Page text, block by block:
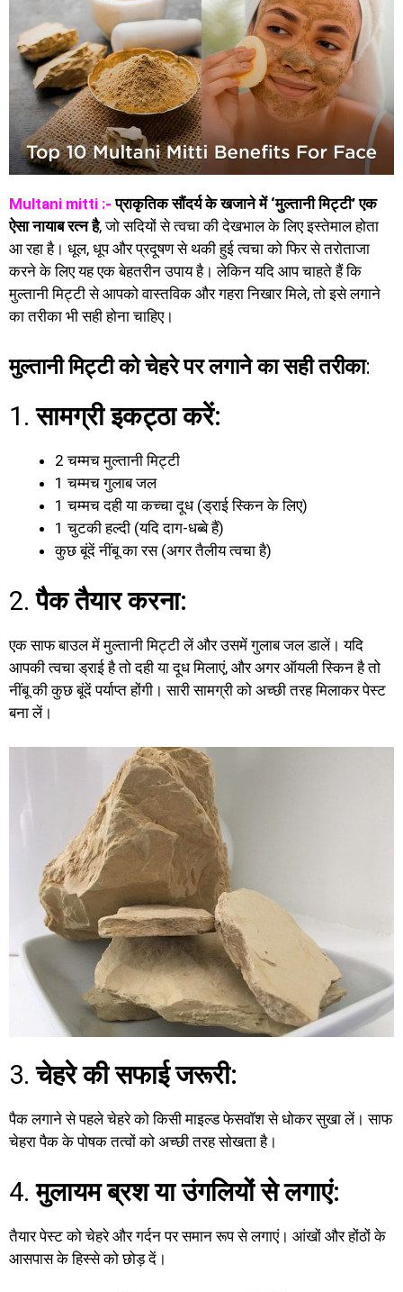
Multani mitti :- प्राकृतिक सौंदर्य के खजाने में ‘मुल्तानी मिट्टी’ एक
ऐसा नायाब रत्न है, जो सदियों से त्वचा की देखभाल के लिए इस्तेमाल होता
आ रहा है। धूल, धूप और प्रदूषण से थकी हुई त्वचा को फिर से तरोताजा
करने के लिए यह एक बेहतरीन उपाय है। लेकिन यदि आप चाहते हैं कि
मुल्तानी मिट्टी से आपको वास्तविक और गहरा निखार मिले, तो इसे लगाने
का तरीका भी सही होना चाहिए।
मुल्तानी मिट्टी को चेहरे पर लगाने का सही तरीका:
1.सामग्री इकट्ठा करें:
2 चम्मच मुल्तानी मिट्टी
1 चम्मच गुलाब जल
1 चम्मच दही या कच्चा दूध (ड्राई स्किन के लिए)
1 चुटकी हल्दी (यदि दाग-धब्बे हैं)
कुछ बूंदें नींबू का रस (अगर तैलीय त्वचा है)
2.पैक तैयार करना:
एक साफ बाउल में मुल्तानी मिट्टी लें और उसमें गुलाब जल डालें। यदि
आपकी त्वचा ड्राई है तो दही या दूध मिलाएं, और अगर ऑयली स्किन है तो
नींबू की कुछ बूंदें पर्याप्त होंगी। सारी सामग्री को अच्छी तरह मिलाकर पेस्ट
बना लें।
3.चेहरे की सफाई जरूरी:
पैक लगाने से पहले चेहरे को किसी माइल्ड फेसवॉश से धोकर सुखा लें। साफ
चेहरा पैक के पोषक तत्वों को अच्छी तरह सोखता है।
4.मुलायम ब्रश या उंगलियों से लगाएं:
तैयार पेस्ट को चेहरे और गर्दन पर समान रूप से लगाएं। आंखों और होंठों के
आसपास के हिस्से को छोड़ दें।